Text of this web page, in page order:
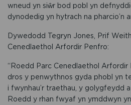
wneud yn siŵr bod pobl yn
dynodedig yn hytrach na pharcio’n
Dywedodd Tegryn Jones, Prif
Cenedlaethol Arfordir Penfro:
“Roedd Parc Cenedlaethol Arfordir
dros y penwythnos gyda phobl yn
i fwynhau’r traethau, y golygfeydd
Roedd y rhan fwyaf yn ymddwyn